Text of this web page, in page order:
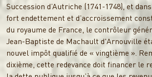
Succession d’Autriche (1741-1748), et
fort endettement et d’accroissement
du royaume de France, le contrôleur
Jean-Baptiste de Machault d'Arnouville
nouvel impôt qualifié de « vingtième ».
dixième, cette redevance doit financer le